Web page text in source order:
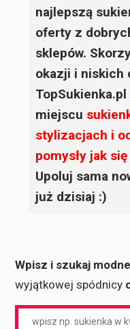
najlepszą
oferty z
sklepów.
okazji i niskich
miejscu
stylizacjach i
pomysły jak
Upoluj sama
już dzisiaj :)
Wpisz i szukaj
wyjątkowej spódnicy